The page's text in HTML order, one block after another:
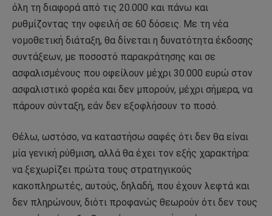
όλη τη διαφορά από τις 20.000 και πάνω και
ρυθµίζοντας την οφειλή σε 60 δόσεις. Με τη νέα
νοµοθετική διάταξη, θα δίνεται η δυνατότητα έκδοσης
συντάξεων, µε ποσοστό παρακράτησης και σε
ασφαλισµένους που οφείλουν µέχρι 30.000 ευρώ στον
ασφαλιστικό φορέα και δεν µπορούν, µέχρι σήµερα, να
πάρουν σύνταξη, εάν δεν εξοφλήσουν το ποσό.
Θέλω, ωστόσο, να καταστήσω σαφές ότι δεν θα είναι
µία γενική ρύθµιση, αλλά θα έχει τον εξής χαρακτήρα:
να ξεχωρίζει πρώτα τους στρατηγικούς
κακοπληρωτές, αυτούς, δηλαδή, που έχουν λεφτά και
δεν πληρώνουν, διότι προφανώς θεωρούν ότι δεν τους